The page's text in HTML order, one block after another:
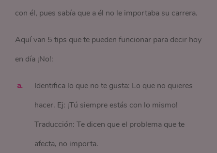
con él, pues sabía que a él no le importaba su carrera.
Aquí van 5 tips que te pueden funcionar para decir hoy
en día ¡No!:
Identifica lo que no te gusta: Lo que no quieres
hacer. Ej: ¡Tú siempre estás con lo mismo!
Traducción: Te dicen que el problema que te
afecta, no importa.